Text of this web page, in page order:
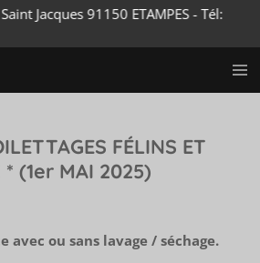
Jacques 91150 ETAMPES - Tél:
FÉLINS ET
* (1er MAI 2025)
avec ou sans lavage / séchage.